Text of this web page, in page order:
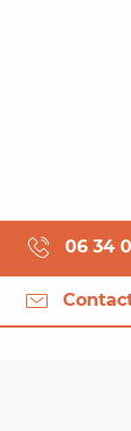
06 34